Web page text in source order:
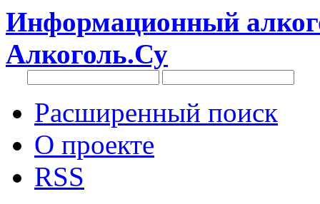
Информационный
Алкоголь.Су
Расширенный поиск
О проекте
RSS